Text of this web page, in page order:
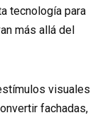
tecnología para
más allá del
visuales
fachadas,